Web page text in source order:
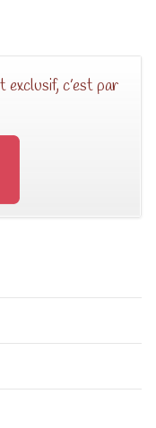
c’est par